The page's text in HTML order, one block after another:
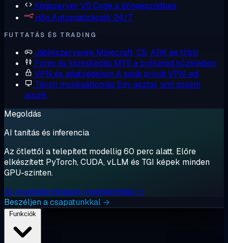
Kódszerver VS Code a böngésződben
n8n Automatizációk 24/7
FUTTATÁS ÉS TRADING
Játékszerverek Minecraft, CS, ARK és több
Forex és kereskedés MT5 a brókered közelében
VPN és adatvédelem A saját privát VPN-ed
Távoli munkaállomás Egy asztal, ami sosem
alszik
Megoldás
AI tanítás és inferencia
Az ötlettől a telepített modellig 60 perc alatt. Előre
elkészített PyTorch, CUDA, vLLM és TGI képek minden
GPU-szinten.
AI-munkaterhelések megtekintése →
Beszéljen a csapatunkkal →